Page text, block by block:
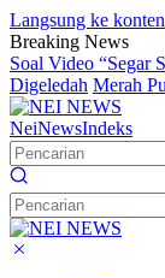
Langsung ke konten
Breaking News
Soal Video “Segar
Digeledah Merah
NeiNewsIndeks